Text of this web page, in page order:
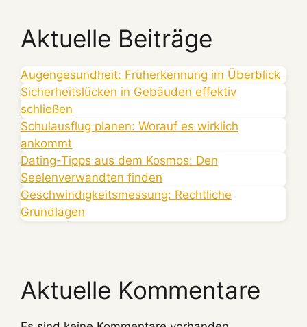
Aktuelle Beiträge
Augengesundheit: Früherkennung im Überblick
Sicherheitslücken in Gebäuden effektiv
schließen
Schulausflug planen: Worauf es wirklich
ankommt
Dating-Tipps aus dem Kosmos: Den
Seelenverwandten finden
Geschwindigkeitsmessung: Rechtliche
Grundlagen
Aktuelle Kommentare